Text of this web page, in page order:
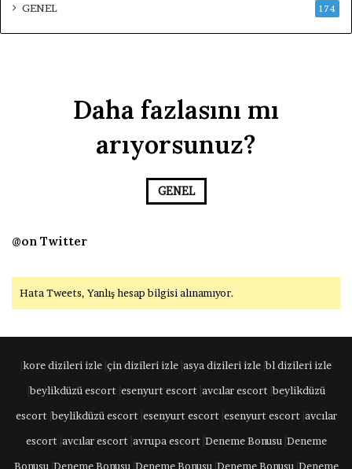
GENEL 174
Daha fazlasını mı
arıyorsunuz?
GENEL
@on Twitter
Hata Tweets, Yanlış hesap bilgisi alınamıyor.
kore dizileri izle çin dizileri izle asya dizileri izle |bl dizileri izle
|beylikdüzü escort esenyurt escort avcılar escort |beylikdüzü
escort |beylikdüzü escort esenyurt escort esenyurt escort avcılar
escort avcılar escort avrupa escort Deneme Bonusu Deneme
Bonusu Deneme Bonusu Deneme Bonusu Deneme Bonusu Deneme